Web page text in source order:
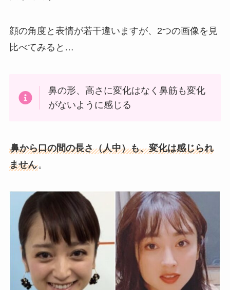
顔の角度と表情が若干違いますが、2つの画像を見
比べてみると…
鼻の形、高さに変化はなく鼻筋も変化
がないように感じる
鼻から口の間の長さ（人中）も、変化は感じられ
ません。